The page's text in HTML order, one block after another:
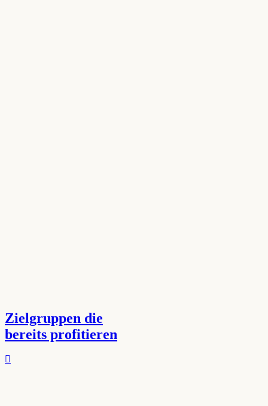
Zielgruppen die
bereits profitieren